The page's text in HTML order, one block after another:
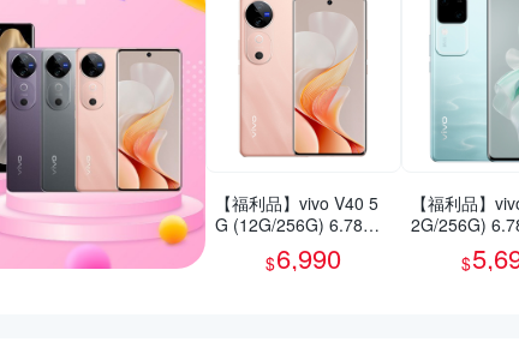
【福利品】vivo V40 5
G (12G/256G) 6.78吋
智慧型手機(9成新)
$6,990
【福利品】
2G/256G)
慧型手機(9成
$